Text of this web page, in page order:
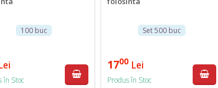
100 buc
în Stoc
Set 500 buc
1700 Lei
Produs în Stoc